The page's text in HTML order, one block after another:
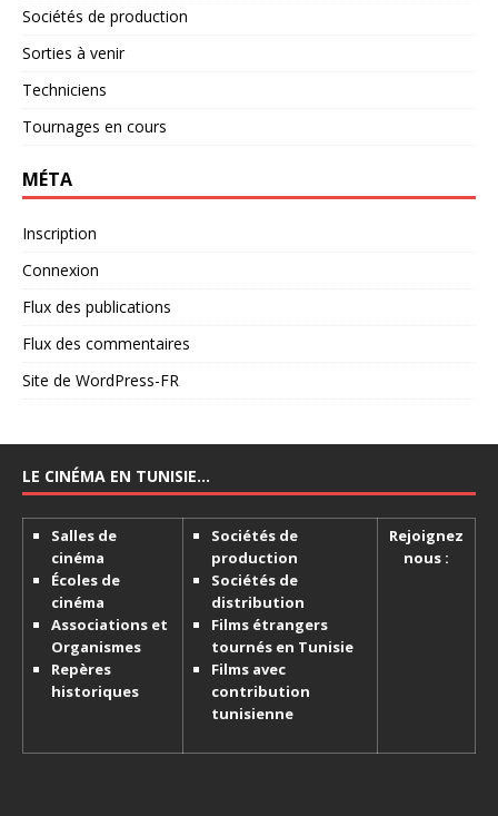
Sociétés de production
Sorties à venir
Techniciens
Tournages en cours
MÉTA
Inscription
Connexion
Flux des publications
Flux des commentaires
Site de WordPress-FR
LE CINÉMA EN TUNISIE…
Salles de
cinéma
Écoles de
cinéma
Associations et
Organismes
Repères
historiques
Sociétés de
production
Sociétés de
distribution
Films étrangers
tournés en Tunisie
Films avec
contribution
tunisienne
Rejoignez
nous :